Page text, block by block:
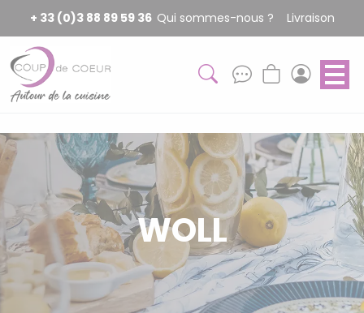
+ 33 (0)3 88 89 59 36 Qui sommes-nous ? Livraison
WOLL
Panneau de gestion des cookies